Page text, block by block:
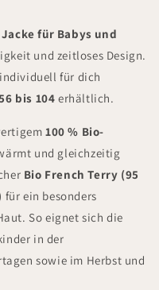
für Babys und
und zeitloses Design.
für dich
bis 104 erhältlich.
100 % Bio-
und gleichzeitig
Bio French Terry (95
für ein besonders
So eignet sich die
in der
sowie im Herbst und